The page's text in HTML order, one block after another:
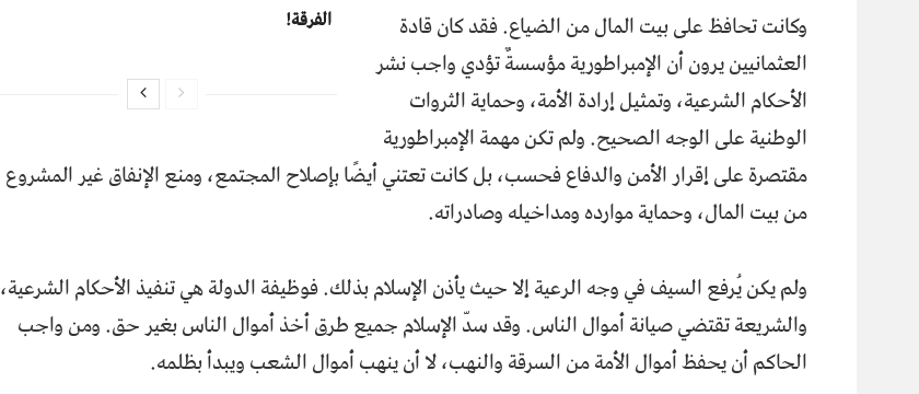
الفرقة!
وكانت تحافظ على بيت المال من الضياع. فقد كان قادة
العثمانيين يرون أن الإمبراطورية مؤسسةٌ تؤدي واجب نشر
الأحكام الشرعية، وتمثيل إرادة الأمة، وحماية الثروات
الوطنية على الوجه الصحيح. ولم تكن مهمة الإمبراطورية
مقتصرة على إقرار الأمن والدفاع فحسب، بل كانت تعتني أيضًا بإصلاح المجتمع، ومنع الإنفاق غير المشروع
من بيت المال، وحماية موارده ومداخيله وصادراته.
ولم يكن يُرفع السيف في وجه الرعية إلا حيث يأذن الإسلام بذلك. فوظيفة الدولة هي تنفيذ الأحكام الشرعية،
والشريعة تقتضي صيانة أموال الناس. وقد سدّ الإسلام جميع طرق أخذ أموال الناس بغير حق. ومن واجب
الحاكم أن يحفظ أموال الأمة من السرقة والنهب، لا أن ينهب أموال الشعب ويبدأ بظلمه.